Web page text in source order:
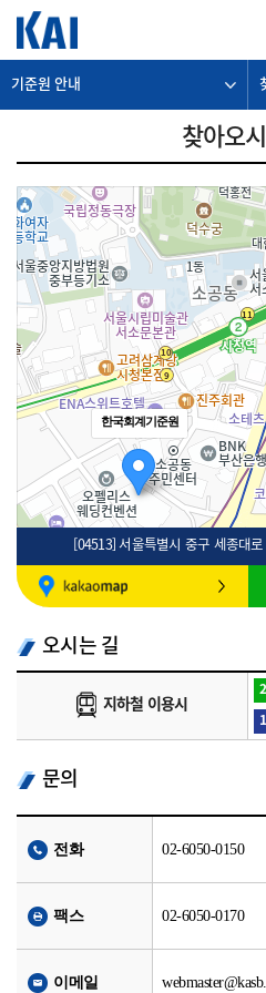
기준원 안내
찾아오
한국회계기준원
[04513] 서울특별시 중구 세종대
오시는 길
지하철 이용시
문의
전화 02-6050-0150
팩스 02-6050-0170
이메일